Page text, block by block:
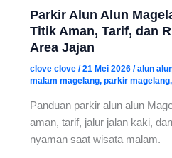
Parkir Alun Alun
Titik Aman, Tarif, dan
Area Jajan
clove clove /21 Mei 2026 /alun
malam magelang, parkir magelang,
Panduan parkir alun alun
aman, tarif, jalur jalan kaki,
nyaman saat wisata malam.